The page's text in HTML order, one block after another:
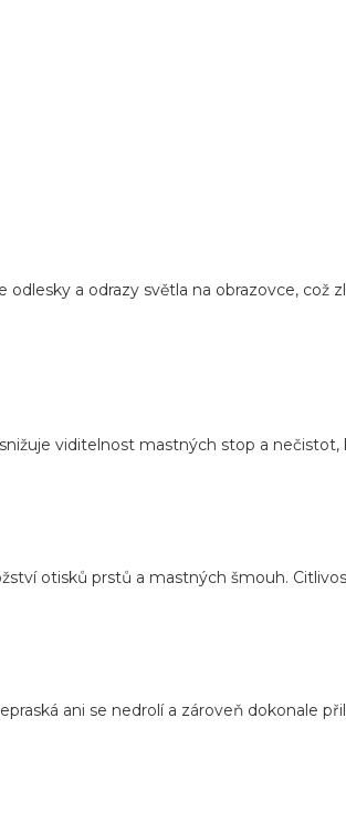
a odrazy světla na obrazovce,
viditelnost mastných stop a
otisků prstů a mastných šmouh.
ani se nedrolí a zároveň dokonale